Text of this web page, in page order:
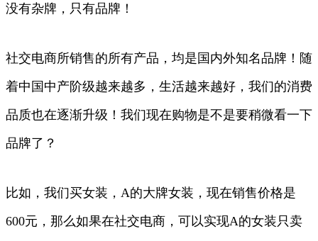
没有杂牌，只有品牌！
社交电商所销售的所有产品，均是国内外知名品牌！随
着中国中产阶级越来越多，生活越来越好，我们的消费
品质也在逐渐升级！我们现在购物是不是要稍微看一下
品牌了？
比如，我们买女装，A的大牌女装，现在销售价格是
600元，那么如果在社交电商，可以实现A的女装只卖